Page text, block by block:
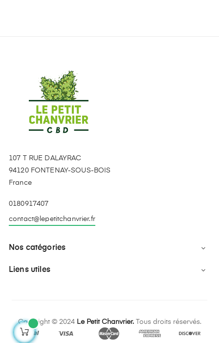
107 T RUE DALAYRAC
94120 FONTENAY-SOUS-BOIS
France
0180917407
contact@lepetitchanvrier.fr
Nos catégories 
Liens utiles 
Copyright © 2024 Le Petit Chanvrier.Tous droits réservés.